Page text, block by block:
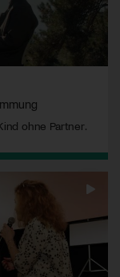
ohne Partner.